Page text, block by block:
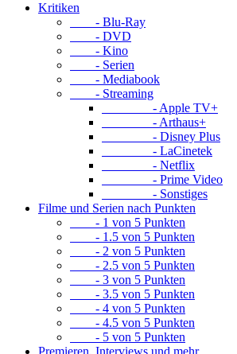
Kritiken
- Blu-Ray
- DVD
- Kino
- Serien
- Mediabook
- Streaming
- Apple TV+
- Arthaus+
- Disney Plus
- LaCinetek
- Netflix
- Prime Video
- Sonstiges
Filme und Serien nach Punkten
- 1 von 5 Punkten
- 1.5 von 5 Punkten
- 2 von 5 Punkten
- 2.5 von 5 Punkten
- 3 von 5 Punkten
- 3.5 von 5 Punkten
- 4 von 5 Punkten
- 4.5 von 5 Punkten
- 5 von 5 Punkten
Premieren, Interviews und mehr